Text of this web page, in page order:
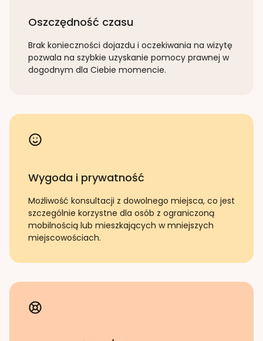
Oszczędność czasu
Brak konieczności dojazdu i oczekiwania na wizytę
pozwala na szybkie uzyskanie pomocy prawnej w
dogodnym dla Ciebie momencie.
Wygoda i prywatność
Możliwość konsultacji z dowolnego miejsca, co jest
szczególnie korzystne dla osób z ograniczoną
mobilnością lub mieszkających w mniejszych
miejscowościach.